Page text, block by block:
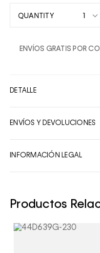
1
2ENVÍOS GRATIS POR
DETALLE
ENVÍOS Y DEVOLUCIONES
INFORMACIÓN LEGAL
Productos